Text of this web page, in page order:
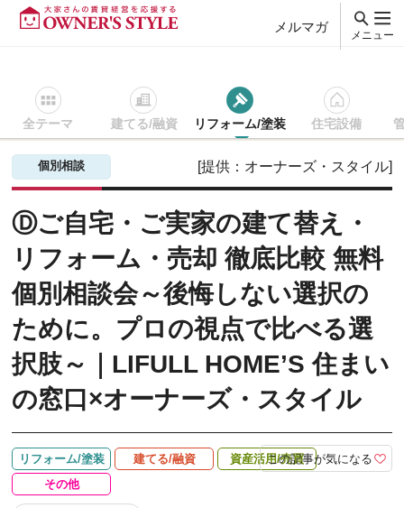
メルマガ
メニュー
全テーマ 建てる/融資 リフォーム/塗装 住宅設備
賃貸経営ＴＯＰ リフォーム/塗装 セミナー・イベントを探す
個別相談 [提供：オーナーズ・スタイル]
Ⓓご自宅・ご実家の建て替え・
リフォーム・売却 徹底比較 無料
個別相談会～後悔しない選択の
ために。プロの視点で比べる選
択肢～｜LIFULL HOME’S 住まい
の窓口×オーナーズ・スタイル
リフォーム/塗装 建てる/融資
資産活用/売買
その他
この記事が気になる